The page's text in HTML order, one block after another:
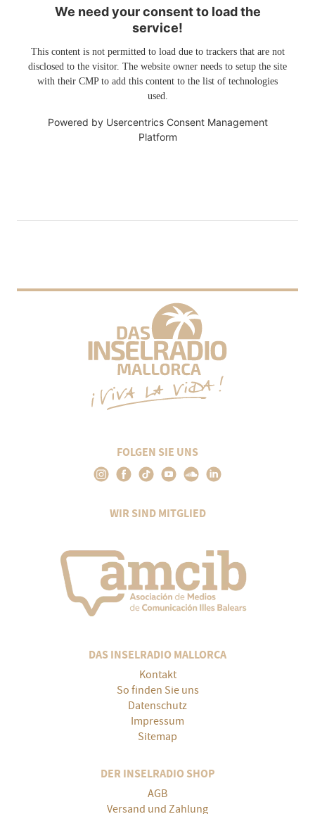
We need your consent to load the
service!
This content is not permitted to load due to trackers that are not
disclosed to the visitor. The website owner needs to setup the site
with their CMP to add this content to the list of technologies
used.
Powered by Usercentrics Consent Management
Platform
FOLGEN SIE UNS
WIR SIND MITGLIED
DAS INSELRADIO MALLORCA
Kontakt
So finden Sie uns
Datenschutz
Impressum
Sitemap
DER INSELRADIO SHOP
AGB
Versand und Zahlung